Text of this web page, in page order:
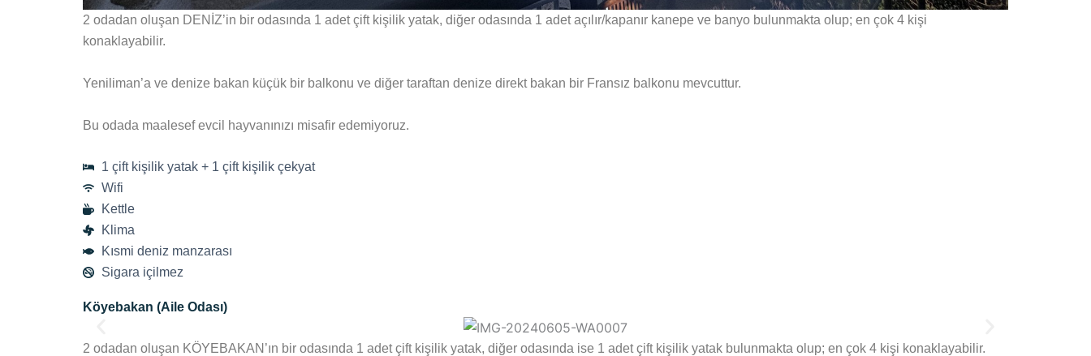
2 odadan oluşan DENİZ’in bir odasında 1 adet çift kişilik yatak, diğer odasında 1 adet açılır/kapanır kanepe ve banyo bulunmakta olup; en çok 4 kişi
konaklayabilir.
Yeniliman’a ve denize bakan küçük bir balkonu ve diğer taraftan denize direkt bakan bir Fransız balkonu mevcuttur.
Bu odada maalesef evcil hayvanınızı misafir edemiyoruz.
1 çift kişilik yatak + 1 çift kişilik çekyat
Wifi
Kettle
Klima
Kısmi deniz manzarası
Sigara içilmez
Köyebakan (Aile Odası)
2 odadan oluşan KÖYEBAKAN’ın bir odasında 1 adet çift kişilik yatak, diğer odasında ise 1 adet çift kişilik yatak bulunmakta olup; en çok 4 kişi konaklayabilir.